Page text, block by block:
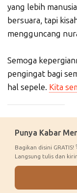
yang lebih
bersuara, tapi
mengguncang
Semoga
pengingat bagi
hal sepele. Kita
Punya Kabar
Bagikan disini GRATIS!
Langsung tulis dan